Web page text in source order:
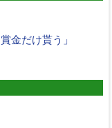
金だけ貰う」